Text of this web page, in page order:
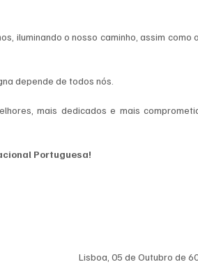
iluminando o nosso caminho, assim como
depende de todos nós.
mais dedicados e mais
Portuguesa!
Lisboa, 05 de Outubro de